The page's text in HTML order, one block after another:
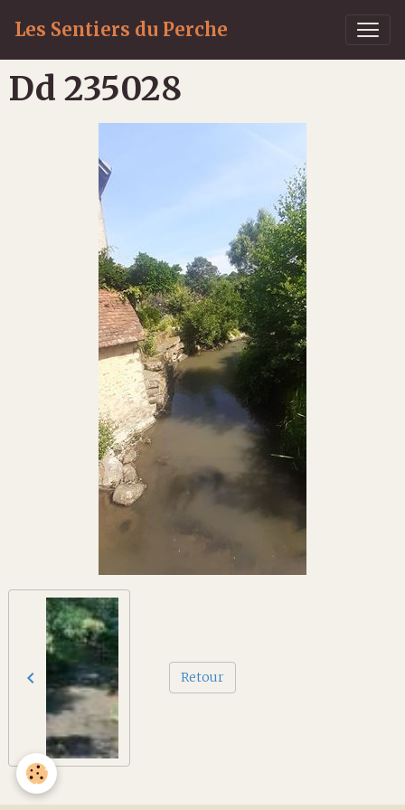
Les Sentiers du Perche
Dd 235028
Retour